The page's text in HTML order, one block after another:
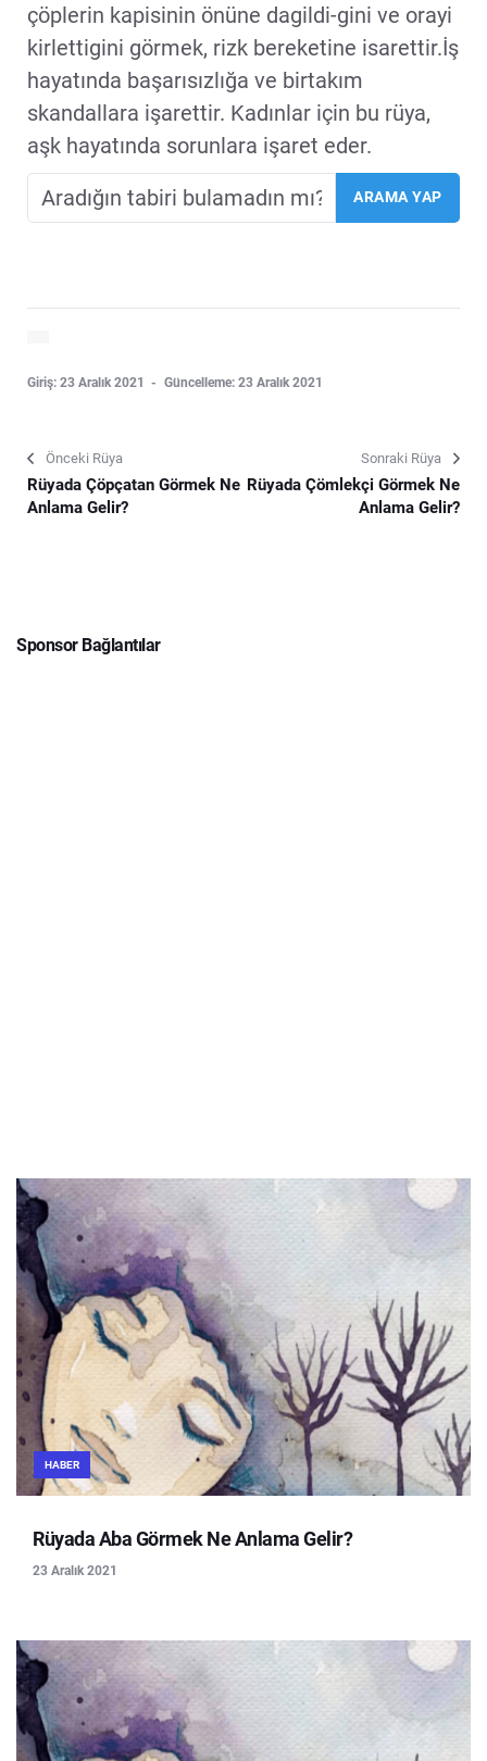
çöplerin kapisinin önüne dagildi-gini ve orayi
kirlettigini görmek, rizk bereketine isarettir.İş
hayatında başarısızlığa ve birtakım
skandallara işarettir. Kadınlar için bu rüya,
aşk hayatında sorunlara işaret eder.
Giriş: 23 Aralık 2021 Güncelleme: 23 Aralık 2021
Önceki Rüya
Rüyada Çöpçatan Görmek Ne
Anlama Gelir?
Sonraki Rüya
Rüyada Çömlekçi Görmek Ne
Anlama Gelir?
Sponsor Bağlantılar
HABER
Rüyada Aba Görmek Ne Anlama Gelir?
23 Aralık 2021